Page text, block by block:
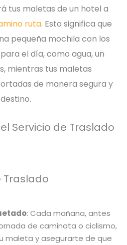
tus maletas de un hotel a
ruta. Esto significa que
pequeña mochila con los
el día, como agua, un
mientras tus maletas
de manera segura y
Servicio de Traslado
Traslado
: Cada mañana, antes
de caminata o ciclismo,
maleta y asegurarte de que